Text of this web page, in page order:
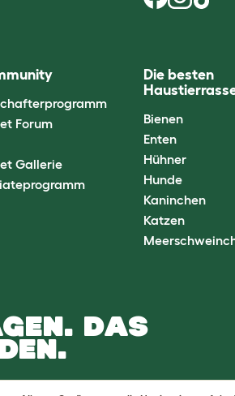
Forum
Gallerie
Die besten
Bienen
Enten
Hühner
Hunde
Kaninchen
Katzen
DAS